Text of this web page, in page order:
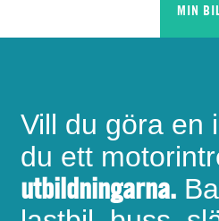
MIN
Vill du göra en
du ett
utbildningarna.